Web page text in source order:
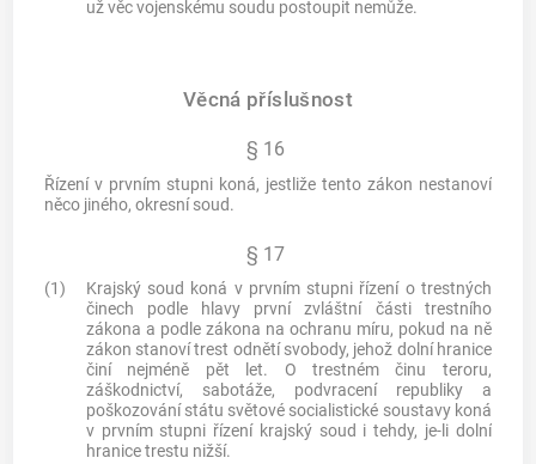
už věc vojenskému soudu postoupit nemůže.
Věcná příslušnost
§ 16
Řízení v prvním stupni koná, jestliže tento zákon nestanoví
něco jiného, okresní soud.
§ 17
(1)
Krajský soud koná v prvním stupni řízení o trestných
činech podle hlavy první zvláštní části trestního
zákona a podle zákona na ochranu míru, pokud na ně
zákon stanoví trest odnětí svobody, jehož dolní hranice
činí nejméně pět let. O trestném činu teroru,
záškodnictví, sabotáže, podvracení republiky a
poškozování státu světové socialistické soustavy koná
v prvním stupni řízení krajský soud i tehdy, je-li dolní
hranice trestu nižší.